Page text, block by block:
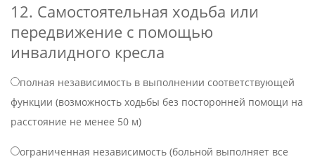
12. Самостоятельная ходьба или
передвижение с помощью
инвалидного кресла
полная независимость в выполнении соответствующей
функции (возможность ходьбы без посторонней помощи на
расстояние не менее 50 м)
ограниченная независимость (больной выполняет все